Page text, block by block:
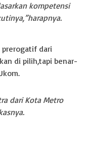
kompetensi
prerogatif dari
di pilih,tapi benar-
dari Kota Metro